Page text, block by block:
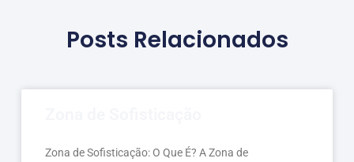
Posts Relacionados
Zona de Sofisticação: O Que É? A Zona de